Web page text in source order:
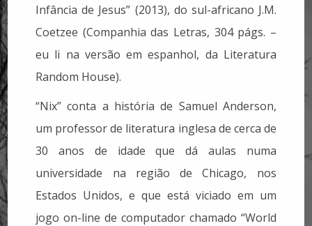
Infância de Jesus” (2013), do sul-africano J.M.
Coetzee (Companhia das Letras, 304 págs. –
eu li na versão em espanhol, da Literatura
Random House).
“Nix” conta a história de Samuel Anderson,
um professor de literatura inglesa de cerca de
30 anos de idade que dá aulas numa
universidade na região de Chicago, nos
Estados Unidos, e que está viciado em um
jogo on-line de computador chamado “World